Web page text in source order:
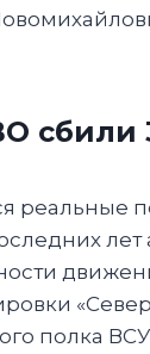
сбили
реальные
полка